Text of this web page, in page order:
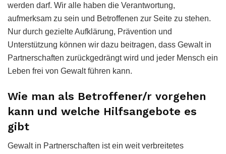
werden darf. Wir alle haben die Verantwortung,
aufmerksam zu sein und Betroffenen zur Seite zu stehen.
Nur durch gezielte Aufklärung, Prävention und
Unterstützung können wir dazu beitragen, dass Gewalt in
Partnerschaften zurückgedrängt wird und jeder Mensch ein
Leben frei von Gewalt führen kann.
Wie man als Betroffener/r vorgehen
kann und welche Hilfsangebote es
gibt
Gewalt in Partnerschaften ist ein weit verbreitetes